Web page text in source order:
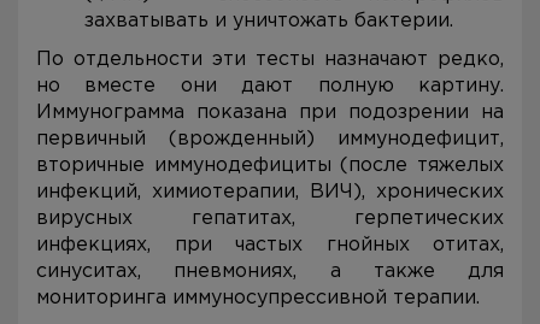
захватывать и уничтожать бактерии.
По отдельности эти тесты назначают редко,
но вместе они дают полную картину.
Иммунограмма показана при подозрении на
первичный (врожденный) иммунодефицит,
вторичные иммунодефициты (после тяжелых
инфекций, химиотерапии, ВИЧ), хронических
вирусных гепатитах, герпетических
инфекциях, при частых гнойных отитах,
синуситах, пневмониях, а также для
мониторинга иммуносупрессивной терапии.